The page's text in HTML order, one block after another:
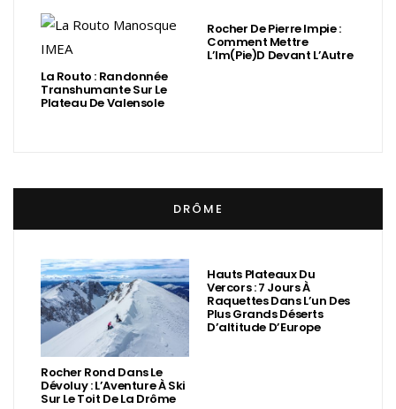
La Routo : Randonnée
Transhumante Sur Le
Plateau De Valensole
Rocher De Pierre Impie :
Comment Mettre
L’Im(Pie)d Devant L’Autre
DRÔME
Rocher Rond Dans Le
Dévoluy : L’Aventure À Ski
Sur Le Toit De La Drôme
Hauts Plateaux Du
Vercors : 7 Jours À
Raquettes Dans L’un Des
Plus Grands Déserts
D’altitude D’Europe